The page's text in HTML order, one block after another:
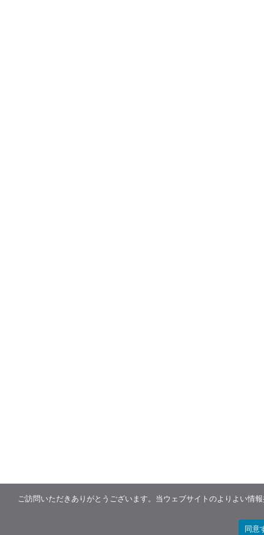
ご訪問いただきありがとうございます。当ウェブサイトのよりよい
同意